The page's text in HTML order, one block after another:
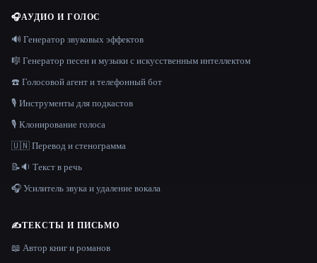
🎧АУДИО И ГОЛОС
🔊 Генератор звуковых эффектов
🎼 Генератор песен и музыки с искусственным интеллектом
☎️ Голосовой агент и телефонный бот
🎙️ Инструменты для подкастов
🎙️ Клонирование голоса
🇺🇳 Перевод и стенограмма
📝🔉 Текст в речь
🎧 Усилитель звука и удаление вокала
✍️ТЕКСТЫ И ПИСЬМО
📖 Автор книг и романов